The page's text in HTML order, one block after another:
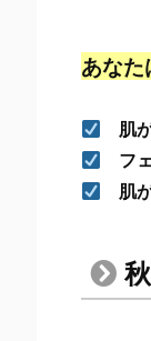
要
な
で
す。
あなた
肌
フ
肌